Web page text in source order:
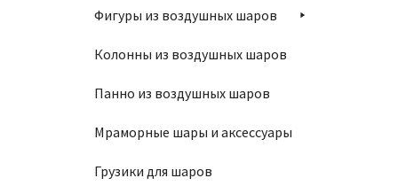
Фигуры из воздушных шаров
Колонны из воздушных шаров
Панно из воздушных шаров
Мраморные шары и аксессуары
Грузики для шаров